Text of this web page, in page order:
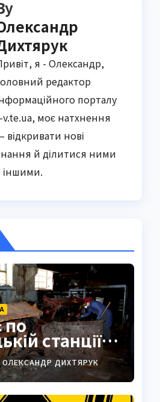
я - Олександр,
редактор
порталу
v.te.ua, моє натхнення
відкривати нові
й ділитися ними
іншими.
по
станції:
ОЛЕКСАНДР ДИХТЯРУК